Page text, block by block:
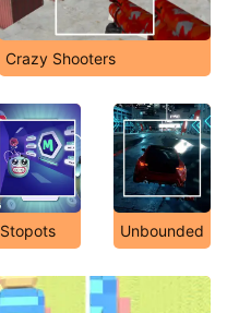
Crazy Shooters
Stopots Unbounded